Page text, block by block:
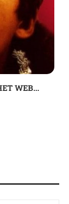
WEB...